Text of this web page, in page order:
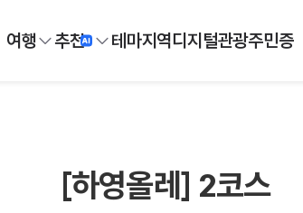
여행 추천 테마지역디지털관광주민증
[하영올레] 2코스